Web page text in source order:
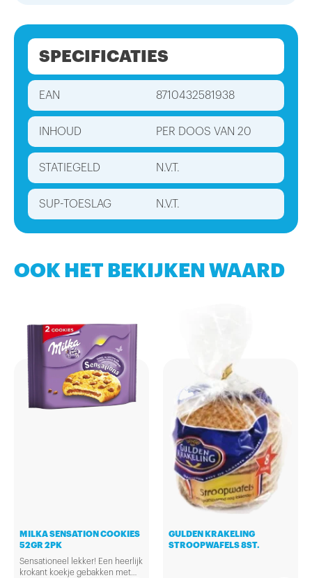
SPECIFICATIES
EAN 8710432581938
INHOUD PER DOOS VAN 20
STATIEGELD N.V.T.
SUP-TOESLAG N.V.T.
OOK HET BEKIJKEN WAARD
MILKA SENSATION COOKIES
52GR 2PK
Sensationeel lekker! Een heerlijk
krokant koekje gebakken met
GULDEN KRAKELING
STROOPWAFELS 8ST.